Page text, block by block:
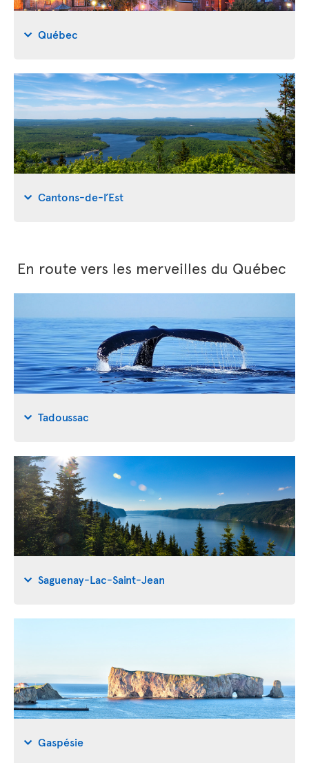
Québec
Cantons-de-l’Est
En route vers les merveilles du Québec
Tadoussac
Saguenay-Lac-Saint-Jean
Gaspésie